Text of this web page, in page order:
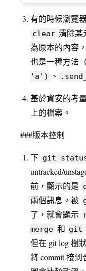
有的時候瀏覽
clear 清除某
為原本的內容
也是一種方法（
'a')
、
基於資安的考
上的檔案。
###版本控制
下 git
untracked/
前，顯示的是
兩個訊息。被
了，就會顯示
merge 和 git
但在 git log 樹
將 commit 接到